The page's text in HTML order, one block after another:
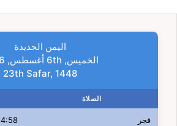
اليمن الحديدة
الخميس, 6th أغسطس, 2026
23th Safar, 1448
الصلاة
فجر 4:58 AM